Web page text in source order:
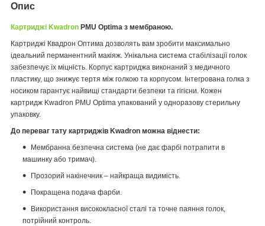
Опис
Картриджі Kwadron PMU Optima з мембраною.
Картриджі Квадрон Оптима дозволять вам зробити максимально
ідеальний перманентний макіяж. Унікальна система стабілізації голок
забезпечує їх міцність. Корпус картриджа виконаний з медичного
пластику, що знижує тертя між голкою та корпусом. Інтегрована голка з
носиком гарантує найвищі стандарти безпеки та гігієни. Кожен
картридж Kwadron PMU Optima упакований у одноразову стерильну
упаковку.
До переваг тату картриджів Kwadron можна віднести:
Мембранна безпечна система (не дає фарбі потрапити в
машинку або тримач).
Прозорий накінечник – найкраща видимість.
Покращена подача фарби.
Використання висококласної сталі та точне паяння голок,
потрійний контроль.